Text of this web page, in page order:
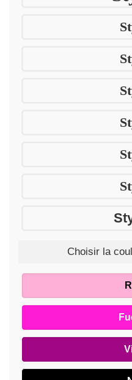
Choisir la